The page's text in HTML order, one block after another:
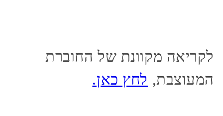
לקריאה מקוונת של החוברת
המעוצבת, לחץ כאן.